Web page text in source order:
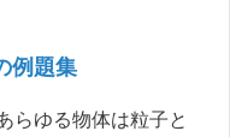
例題集
らゆる物体は粒子と